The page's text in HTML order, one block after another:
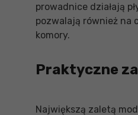
prowadnice działają
pozwalają również na
komory.
Praktyczne
Największą zaletą